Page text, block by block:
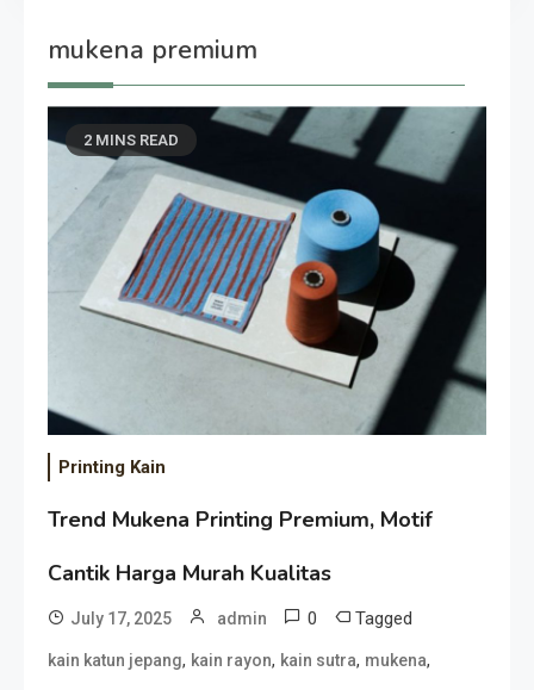
mukena premium
2 MINS READ
Printing Kain
Trend Mukena Printing Premium, Motif
Cantik Harga Murah Kualitas
July 17, 2025 admin 0 Tagged
kain katun jepang, kain rayon, kain sutra, mukena,